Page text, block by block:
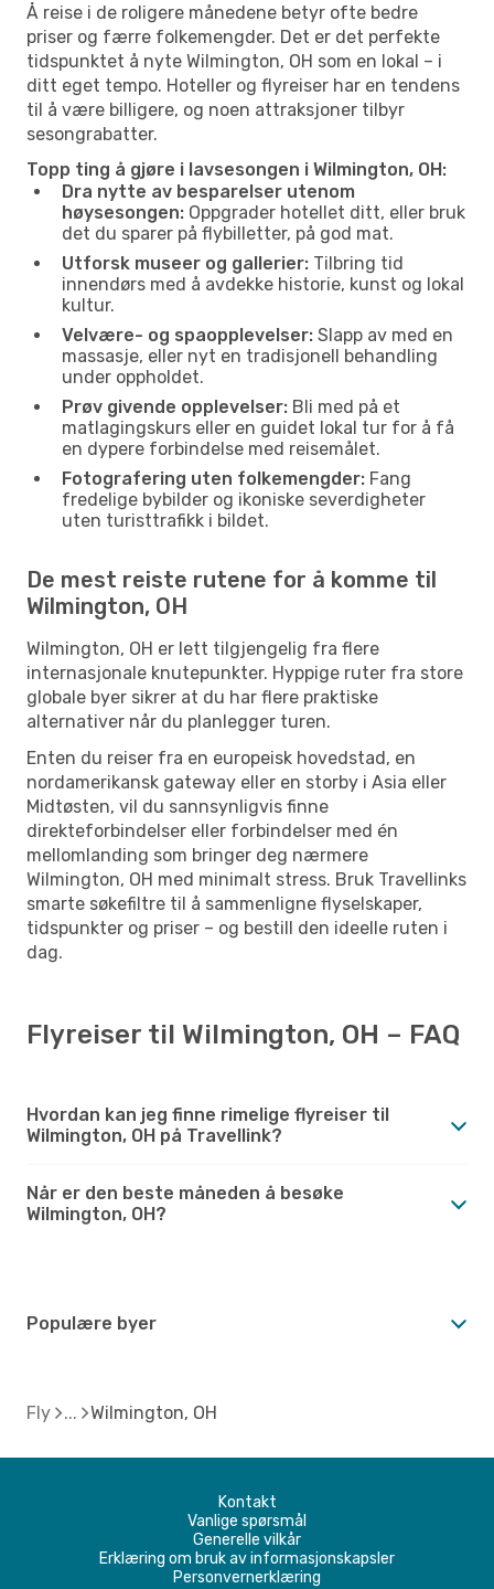
Å reise i de roligere månedene betyr ofte bedre
priser og færre folkemengder. Det er det perfekte
tidspunktet å nyte Wilmington, OH som en lokal – i
ditt eget tempo. Hoteller og flyreiser har en tendens
til å være billigere, og noen attraksjoner tilbyr
sesongrabatter.
Topp ting å gjøre i lavsesongen i Wilmington, OH:
Dra nytte av besparelser utenom
høysesongen: Oppgrader hotellet ditt, eller bruk
det du sparer på flybilletter, på god mat.
Utforsk museer og gallerier: Tilbring tid
innendørs med å avdekke historie, kunst og lokal
kultur.
Velvære- og spaopplevelser: Slapp av med en
massasje, eller nyt en tradisjonell behandling
under oppholdet.
Prøv givende opplevelser: Bli med på et
matlagingskurs eller en guidet lokal tur for å få
en dypere forbindelse med reisemålet.
Fotografering uten folkemengder: Fang
fredelige bybilder og ikoniske severdigheter
uten turisttrafikk i bildet.
De mest reiste rutene for å komme til
Wilmington, OH
Wilmington, OH er lett tilgjengelig fra flere
internasjonale knutepunkter. Hyppige ruter fra store
globale byer sikrer at du har flere praktiske
alternativer når du planlegger turen.
Enten du reiser fra en europeisk hovedstad, en
nordamerikansk gateway eller en storby i Asia eller
Midtøsten, vil du sannsynligvis finne
direkteforbindelser eller forbindelser med én
mellomlanding som bringer deg nærmere
Wilmington, OH med minimalt stress. Bruk Travellinks
smarte søkefiltre til å sammenligne flyselskaper,
tidspunkter og priser – og bestill den ideelle ruten i
dag.
Flyreiser til Wilmington, OH – FAQ
Hvordan kan jeg finne rimelige flyreiser til
Wilmington, OH på Travellink?
Når er den beste måneden å besøke
Wilmington, OH?
Populære byer
Fly Wilmington, OH
Kontakt
Vanlige spørsmål
Generelle vilkår
Erklæring om bruk av informasjonskapsler
Personvernerklæring